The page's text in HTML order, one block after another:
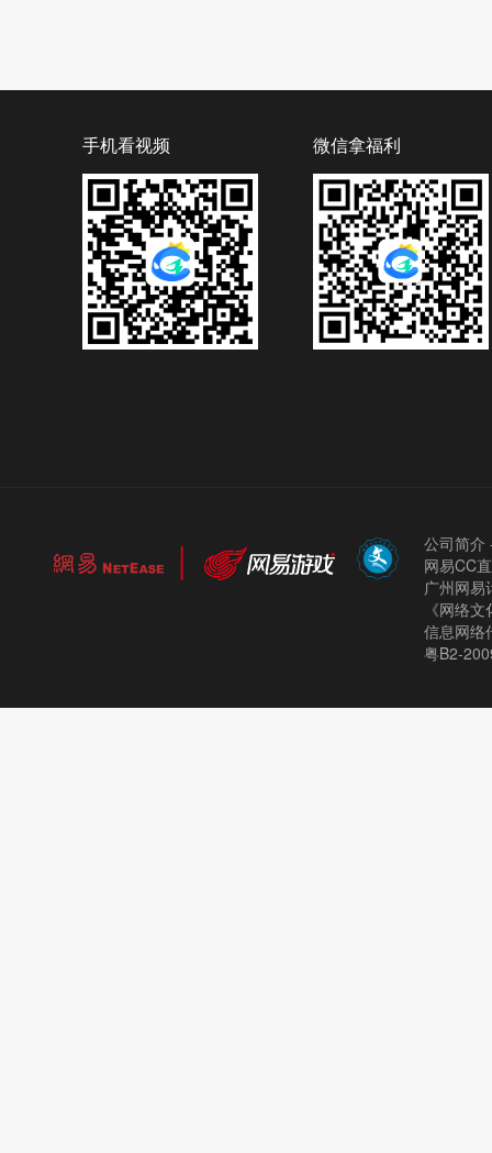
手机看视频 微信拿福利
公司简介
网易CC
广州网
《网络
信息网络
粤B2-